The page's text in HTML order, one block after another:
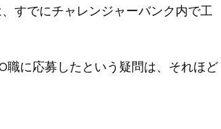
すでにチャレンジャーバンク内で工
職に応募したという疑問は、それほど